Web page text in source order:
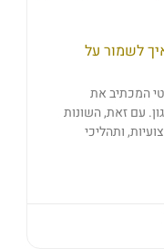
לשמור על
המכתיב את
עם זאת, השונות
ותהליכי